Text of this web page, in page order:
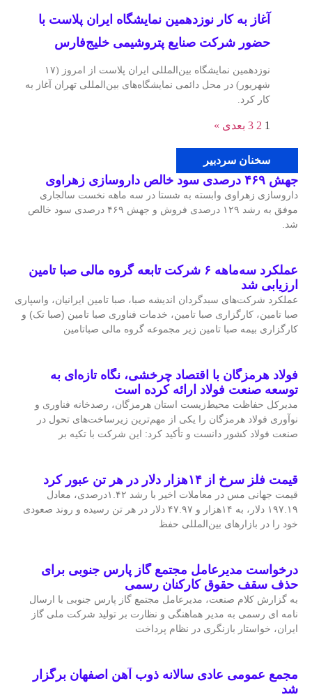
آغاز به کار نوزدهمین نمایشگاه ایران پلاست با
حضور شرکت صنایع پتروشیمی خلیج‌فارس
نوزدهمین نمایشگاه بین‌المللی ایران پلاست از امروز (۱۷
شهریور) در محل دائمی نمایشگاه‌های بین‌المللی تهران آغاز به
کار کرد.
1
2
3 بعدی »
سخنان سردبیر
جهش ۴۶۹ درصدی سود خالص داروسازی زهراوی
داروسازی زهراوی وابسته به شستا در سه ماهه نخست سالجاری
موفق به رشد ۱۲۹ درصدی فروش و جهش ۴۶۹ درصدی سود خالص
شد.
عملکرد سه‌ماهه ۶ شرکت‌ تابعه گروه مالی صبا تامین
ارزیابی شد
عملکرد شرکت‌های سبدگردان اندیشه صبا، صبا تامین ایرانیان، واسپاری
صبا تامین، کارگزاری صبا تامین، خدمات فناوری صبا تامین (صبا تک) و
کارگزاری بیمه صبا تامین زیر مجموعه گروه مالی صباتامین
فولاد هرمزگان با اقتصاد چرخشی، نگاه تازه‌ای به
توسعه صنعت فولاد ارائه کرده است
مدیرکل حفاظت محیط‌زیست استان هرمزگان، رصدخانه فناوری و
نوآوری فولاد هرمزگان را یکی از مهم‌ترین زیرساخت‌های تحول در
صنعت فولاد کشور دانست و تأکید کرد: این شرکت با تکیه بر
قیمت فلز سرخ از ۱۴هزار دلار در هر تن عبور کرد
قیمت جهانی مس در معاملات اخیر با رشد ۱.۴۲درصدی، معادل
۱۹۷.۱۹ دلار، به ۱۴هزار و ۴۷.۹۷ دلار در هر تن رسیده و روند صعودی
خود را در بازارهای بین‌المللی حفظ
درخواست مدیرعامل مجتمع گاز پارس جنوبی برای
حذف سقف حقوق کارکنان رسمی
به گزارش کلام صنعت، مدیرعامل مجتمع گاز پارس جنوبی با ارسال
نامه ای رسمی به مدیر هماهنگی و نظارت بر تولید شرکت ملی گاز
ایران، خواستار بازنگری در نظام پرداخت
مجمع عمومی عادی سالانه ذوب آهن اصفهان برگزار
شد